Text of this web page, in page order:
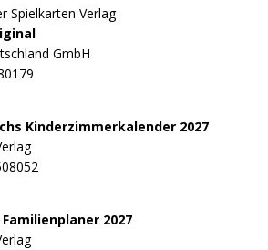
Spielkarten Verlag
GmbH
Kinderzimmerkalender 2027
2027